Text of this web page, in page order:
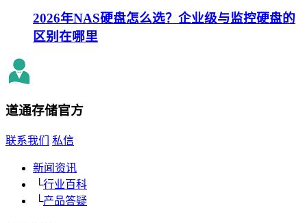
2026年NAS硬盘怎么选？企业级与监控硬盘的
区别在哪里
道通存储官方
联系我们 私信
新闻资讯
└行业百科
└产品答疑